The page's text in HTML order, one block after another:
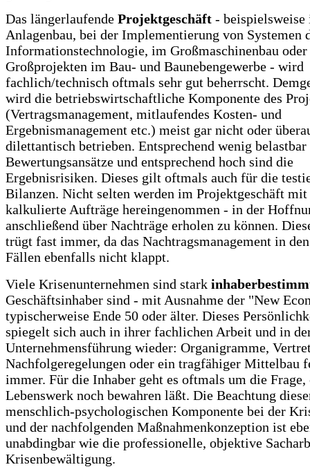
Das längerlaufende Projektgeschäft - beispielsweise
Anlagenbau, bei der Implementierung von Systemen
Informationstechnologie, im Großmaschinenbau
Großprojekten im Bau- und Baunebengewerbe - wird
fachlich/technisch oftmals sehr gut beherrscht.
wird die betriebswirtschaftliche Komponente des
(Vertragsmanagement, mitlaufendes Kosten- und
Ergebnismanagement etc.) meist gar nicht oder
dilettantisch betrieben. Entsprechend wenig
Bewertungsansätze und entsprechend hoch sind die
Ergebnisrisiken. Dieses gilt oftmals auch für die
Bilanzen. Nicht selten werden im Projektgeschäft
kalkulierte Aufträge hereingenommen - in der
anschließend über Nachträge erholen zu können.
trügt fast immer, da das Nachtragsmanagement in
Fällen ebenfalls nicht klappt.
Viele Krisenunternehmen sind stark
Geschäftsinhaber sind - mit Ausnahme der "New
typischerweise Ende 50 oder älter. Dieses
spiegelt sich auch in ihrer fachlichen Arbeit und in
Unternehmensführung wieder: Organigramme,
Nachfolgeregelungen oder ein tragfähiger Mittelbau
immer. Für die Inhaber geht es oftmals um die
Lebenswerk noch bewahren läßt. Die Beachtung
menschlich-psychologischen Komponente bei der
und der nachfolgenden Maßnahmenkonzeption ist
unabdingbar wie die professionelle, objektive
Krisenbewältigung.